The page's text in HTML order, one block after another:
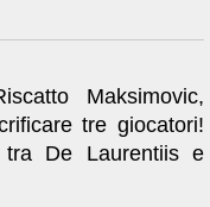
Maksimovic,
tre giocatori!
De Laurentiis e